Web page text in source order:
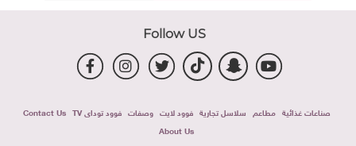
Follow US
صناعات غذائية مطاعم سلاسل تجارية فوود لايت وصفات فوود توداى TV
Contact Us
About Us